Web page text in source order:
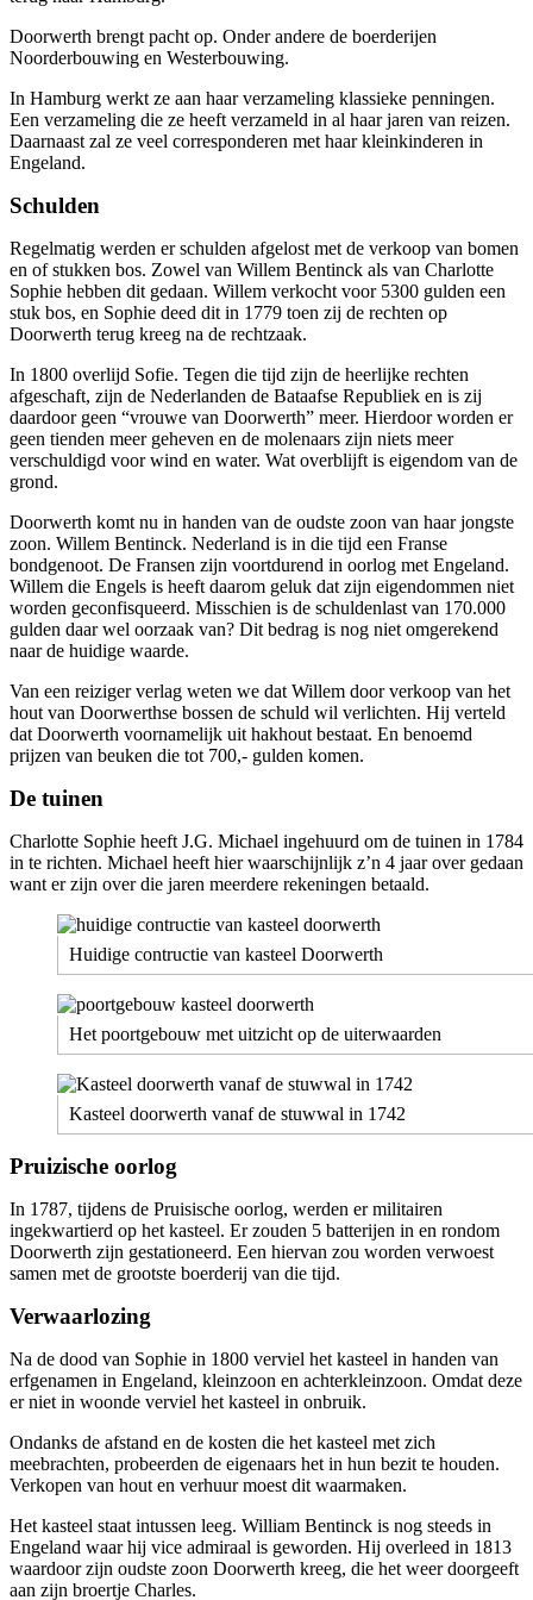
Doorwerth brengt pacht op. Onder andere de boerderijen
Noorderbouwing en Westerbouwing.
In Hamburg werkt ze aan haar verzameling klassieke penningen.
Een verzameling die ze heeft verzameld in al haar jaren van reizen.
Daarnaast zal ze veel corresponderen met haar kleinkinderen in
Engeland.
Schulden
Regelmatig werden er schulden afgelost met de verkoop van bomen
en of stukken bos. Zowel van Willem Bentinck als van Charlotte
Sophie hebben dit gedaan. Willem verkocht voor 5300 gulden een
stuk bos, en Sophie deed dit in 1779 toen zij de rechten op
Doorwerth terug kreeg na de rechtzaak.
In 1800 overlijd Sofie. Tegen die tijd zijn de heerlijke rechten
afgeschaft, zijn de Nederlanden de Bataafse Republiek en is zij
daardoor geen “vrouwe van Doorwerth” meer. Hierdoor worden er
geen tienden meer geheven en de molenaars zijn niets meer
verschuldigd voor wind en water. Wat overblijft is eigendom van de
grond.
Doorwerth komt nu in handen van de oudste zoon van haar jongste
zoon. Willem Bentinck. Nederland is in die tijd een Franse
bondgenoot. De Fransen zijn voortdurend in oorlog met Engeland.
Willem die Engels is heeft daarom geluk dat zijn eigendommen niet
worden geconfisqueerd. Misschien is de schuldenlast van 170.000
gulden daar wel oorzaak van? Dit bedrag is nog niet omgerekend
naar de huidige waarde.
Van een reiziger verlag weten we dat Willem door verkoop van het
hout van Doorwerthse bossen de schuld wil verlichten. Hij verteld
dat Doorwerth voornamelijk uit hakhout bestaat. En benoemd
prijzen van beuken die tot 700,- gulden komen.
De tuinen
Charlotte Sophie heeft J.G. Michael ingehuurd om de tuinen in 1784
in te richten. Michael heeft hier waarschijnlijk z’n 4 jaar over gedaan
want er zijn over die jaren meerdere rekeningen betaald.
Huidige contructie van kasteel Doorwerth
Het poortgebouw met uitzicht op de uiterwaarden
Kasteel doorwerth vanaf de stuwwal in 1742
Pruizische oorlog
In 1787, tijdens de Pruisische oorlog, werden er militairen
ingekwartierd op het kasteel. Er zouden 5 batterijen in en rondom
Doorwerth zijn gestationeerd. Een hiervan zou worden verwoest
samen met de grootste boerderij van die tijd.
Verwaarlozing
Na de dood van Sophie in 1800 verviel het kasteel in handen van
erfgenamen in Engeland, kleinzoon en achterkleinzoon. Omdat deze
er niet in woonde verviel het kasteel in onbruik.
Ondanks de afstand en de kosten die het kasteel met zich
meebrachten, probeerden de eigenaars het in hun bezit te houden.
Verkopen van hout en verhuur moest dit waarmaken.
Het kasteel staat intussen leeg. William Bentinck is nog steeds in
Engeland waar hij vice admiraal is geworden. Hij overleed in 1813
waardoor zijn oudste zoon Doorwerth kreeg, die het weer doorgeeft
aan zijn broertje Charles.